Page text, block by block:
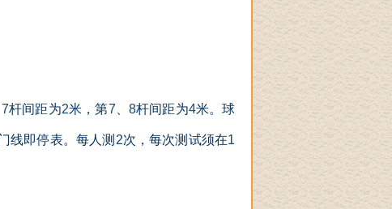
7杆间距为2米，第7 8杆间距为4米。球
线即停表。每人测 2次，每次测试须在1